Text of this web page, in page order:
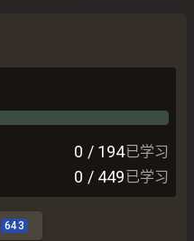
0 / 194已学习
0 / 449已学习
643